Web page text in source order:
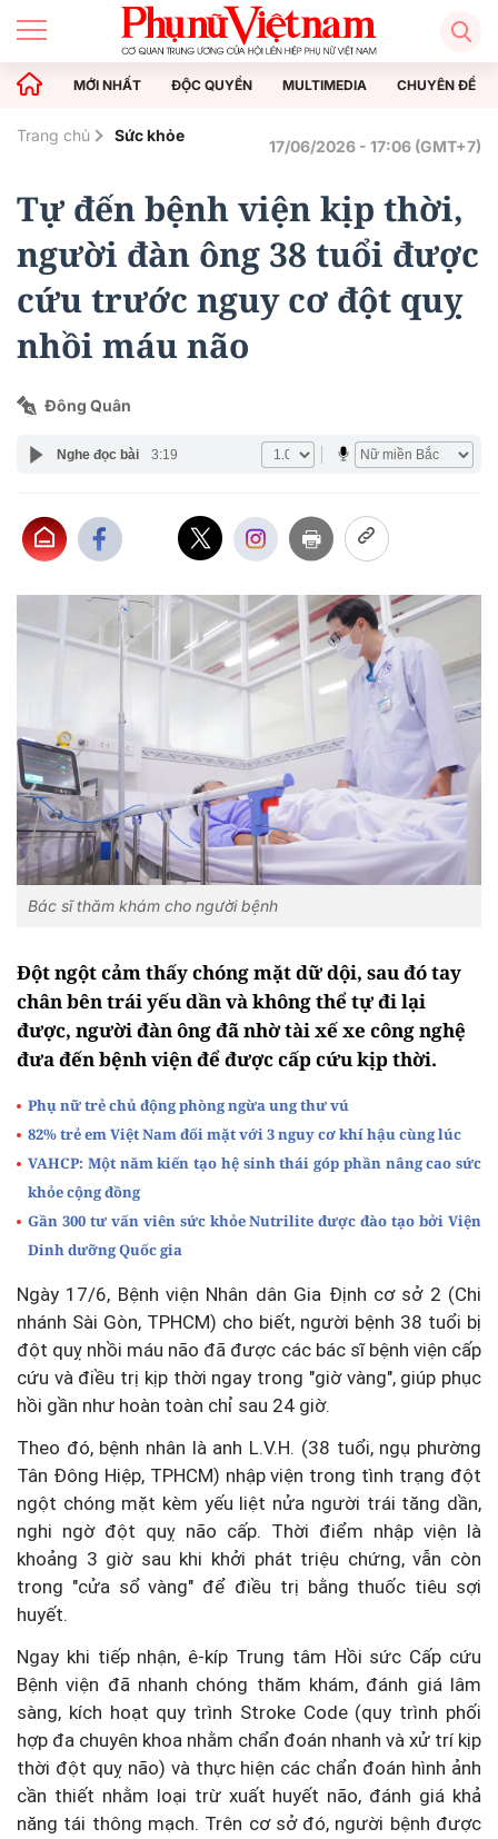
MỚI NHẤT ĐỘC QUYỀN MULTIMEDIA CHUYÊN ĐỀ
Trang chủ Sức khỏe
17/06/2026 - 17:06 (GMT+7)
Tự đến bệnh viện kịp thời,
người đàn ông 38 tuổi được
cứu trước nguy cơ đột quỵ
nhồi máu não
Đông Quân
Nghe đọc bài 3:19
Bác sĩ thăm khám cho người bệnh
Đột ngột cảm thấy chóng mặt dữ dội, sau đó tay
chân bên trái yếu dần và không thể tự đi lại
được, người đàn ông đã nhờ tài xế xe công nghệ
đưa đến bệnh viện để được cấp cứu kịp thời.
Phụ nữ trẻ chủ động phòng ngừa ung thư vú
82% trẻ em Việt Nam đối mặt với 3 nguy cơ khí hậu cùng lúc
VAHCP: Một năm kiến tạo hệ sinh thái góp phần nâng cao sức
khỏe cộng đồng
Gần 300 tư vấn viên sức khỏe Nutrilite được đào tạo bởi Viện
Dinh dưỡng Quốc gia
Ngày 17/6, Bệnh viện Nhân dân Gia Định cơ sở 2 (Chi
nhánh Sài Gòn, TPHCM) cho biết, người bệnh 38 tuổi bị
đột quỵ nhồi máu não đã được các bác sĩ bệnh viện cấp
cứu và điều trị kịp thời ngay trong "giờ vàng", giúp phục
hồi gần như hoàn toàn chỉ sau 24 giờ.
Theo đó, bệnh nhân là anh L.V.H. (38 tuổi, ngụ phường
Tân Đông Hiệp, TPHCM) nhập viện trong tình trạng đột
ngột chóng mặt kèm yếu liệt nửa người trái tăng dần,
nghi ngờ đột quỵ não cấp. Thời điểm nhập viện là
khoảng 3 giờ sau khi khởi phát triệu chứng, vẫn còn
trong "cửa sổ vàng" để điều trị bằng thuốc tiêu sợi
huyết.
Ngay khi tiếp nhận, ê-kíp Trung tâm Hồi sức Cấp cứu
Bệnh viện đã nhanh chóng thăm khám, đánh giá lâm
sàng, kích hoạt quy trình Stroke Code (quy trình phối
hợp đa chuyên khoa nhằm chẩn đoán nhanh và xử trí kịp
thời đột quỵ não) và thực hiện các chẩn đoán hình ảnh
cần thiết nhằm loại trừ xuất huyết não, đánh giá khả
năng tái thông mạch. Trên cơ sở đó, người bệnh được